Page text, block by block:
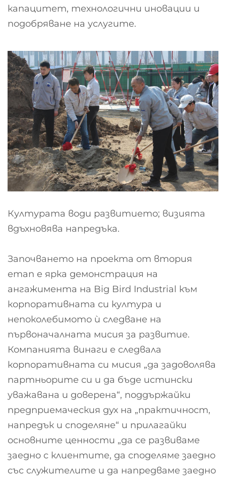
капацитет, технологични иновации и
подобряване на услугите.
Културата води развитието; визията
вдъхновява напредъка.
Започването на проекта от втория
етап е ярка демонстрация на
ангажимента на Big Bird Industrial към
корпоративната си култура и
непоколебимото ѝ следване на
първоначалната мисия за развитие.
Компанията винаги е следвала
корпоративната си мисия „да задоволява
партньорите си и да бъде истински
уважавана и доверена“, поддържайки
предприемаческия дух на „практичност,
напредък и споделяне“ и прилагайки
основните ценности „да се развиваме
заедно с клиентите, да споделяме заедно
със служителите и да напредваме заедно